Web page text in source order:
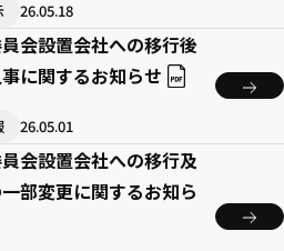
26.05.18
会設置会社への移行後
に関するお知らせ
26.05.01
会設置会社への移行及
部変更に関するお知ら